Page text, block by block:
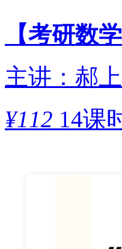
【考研数
主讲：郝
¥112 14课